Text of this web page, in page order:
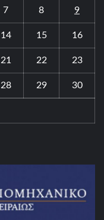
7 8 9
14 15 16
21 22 23
28 29 30